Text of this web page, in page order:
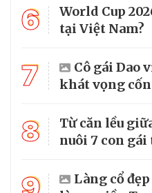
6
World Cup
tại Việt Nam?
7
Cô gái Dao
khát vọng
8
Từ căn lều
nuôi 7 con
Làng cổ